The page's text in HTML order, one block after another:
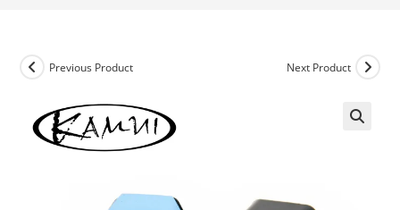
Previous Product Next Product